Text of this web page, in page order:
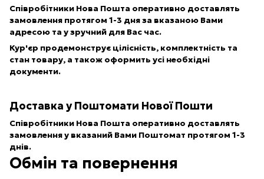
Співробітники Нова Пошта оперативно доставлять
замовлення протягом 1-3 дня за вказаною Вами
адресою та у зручний для Вас час.
Кур'єр продемонструє цілісність, комплектність та
стан товару, а також оформить усі необхідні
документи.
Доставка у Поштомати Нової Пошти
Співробітники Нова Пошта оперативно доставлять
замовлення у вказаний Вами Поштомат протягом 1-3
днів.
Обмін та повернення